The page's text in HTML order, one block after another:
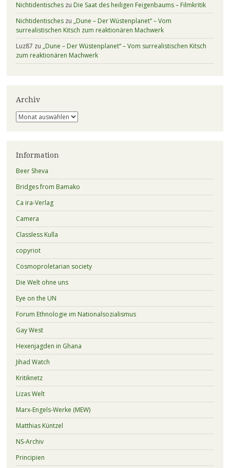
Nichtidentischeszu Die Saat des heiligen Feigenbaums – Filmkritik
Nichtidentischeszu „Dune – Der Wüstenplanet“ – Vom
surrealistischen Kitsch zum reaktionären Machwerk
Luz87 zu „Dune – Der Wüstenplanet“ – Vom surrealistischen Kitsch
zum reaktionären Machwerk
Archiv
Archiv
Information
Beer Sheva
Bridges from Bamako
Ca ira-Verlag
Camera
Classless Kulla
copyriot
Cosmoproletarian society
Die Welt ohne uns
Eye on the UN
Forum Ethnologie im Nationalsozialismus
Gay West
Hexenjagden in Ghana
Jihad Watch
Kritiknetz
Lizas Welt
Marx-Engels-Werke (MEW)
Matthias Küntzel
NS-Archiv
Principien